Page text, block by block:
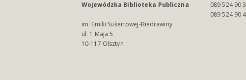
Wojewódzka Biblioteka Publiczna
im. Emilii Sukertowej-Biedrawiny
ul. 1 Maja 5
10-117 Olsztyn
089 524 90
089 524 90